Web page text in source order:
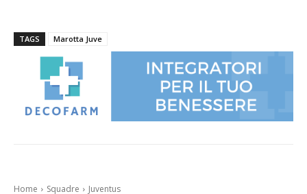
TAGS Marotta Juve